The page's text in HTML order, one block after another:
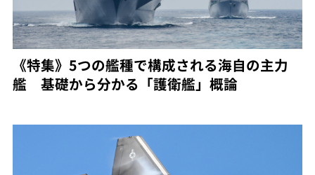
《特集》5つの艦種で構成される海自の主力
艦 基礎から分かる「護衛艦」概論